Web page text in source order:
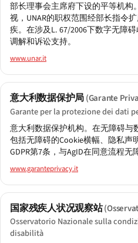
部长理事会主席府下设的平等机构
视，UNAR的职权范围经部长指令
疾。在涉及L. 67/2006下数字无障
调解和诉讼支持。
www.unar.it
意大利数据保护局(Garante
Garante per la protezione dei dati
意大利数据保护机构。在无障碍
包括无障碍的Cookie横幅、隐私声
GDPR第7条，与AgID在同意流程无
www.garanteprivacy.it
国家残疾人状况观察站
Osservatorio Nazionale sulla
disabilità